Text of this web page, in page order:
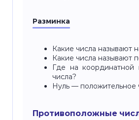
Разминка
Какие числа называют
Какие числа называют
Где на координатной
числа?
Нуль — положительное
Противоположные